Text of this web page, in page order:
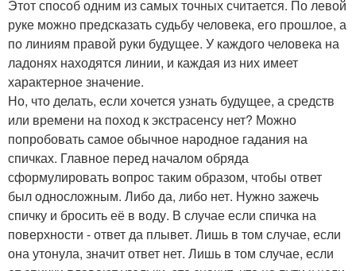
Этот способ одним из самых точных считается. По левой
руке можно предсказать судьбу человека, его прошлое, а
по линиям правой руки будущее. У каждого человека на
ладонях находятся линии, и каждая из них имеет
характерное значение.
Но, что делать, если хочется узнать будущее, а средств
или времени на поход к экстрасенсу нет? Можно
попробовать самое обычное народное гадания на
спичках. Главное перед началом обряда
сформулировать вопрос таким образом, чтобы ответ
был односложным. Либо да, либо нет. Нужно зажечь
спичку и бросить её в воду. В случае если спичка на
поверхности - ответ да плывет. Лишь в том случае, если
она утонула, значит ответ нет. Лишь в том случае, если